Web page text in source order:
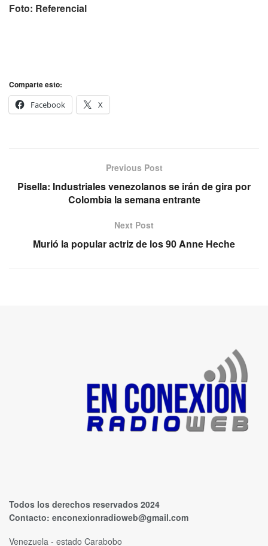
Foto: Referencial
Comparte esto:
Facebook
X
Previous Post
Pisella: Industriales venezolanos se irán de gira por
Colombia la semana entrante
Next Post
Murió la popular actriz de los 90 Anne Heche
Todos los derechos reservados 2024
Contacto: enconexionradioweb@gmail.com
Venezuela - estado Carabobo